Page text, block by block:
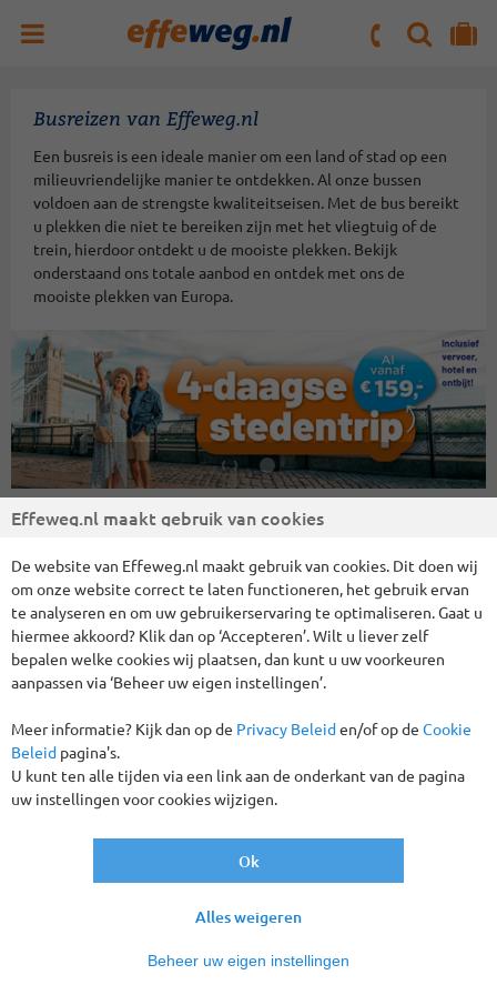
ZOEKENNAAR 'MIJN REIS' OMGEVING
Busreizen van Effeweg.nl
Een busreis is een ideale manier om een land of stad op een
milieuvriendelijke manier te ontdekken. Al onze bussen
voldoen aan de strengste kwaliteitseisen. Met de bus bereikt
u plekken die niet te bereiken zijn met het vliegtuig of de
trein, hierdoor ontdekt u de mooiste plekken. Bekijk
onderstaand ons totale aanbod en ontdek met ons de
mooiste plekken van Europa.
Sorteren
op
Verder filteren
Vertrekgaranties!
Effeweg.nl maakt gebruik van cookies
De website van Effeweg.nl maakt gebruik van cookies. Dit doen wij
om onze website correct te laten functioneren, het gebruik ervan
te analyseren en om uw gebruikerservaring te optimaliseren. Gaat u
hiermee akkoord? Klik dan op ‘Accepteren’. Wilt u liever zelf
bepalen welke cookies wij plaatsen, dan kunt u uw voorkeuren
aanpassen via ‘Beheer uw eigen instellingen’.
Meer informatie? Kijk dan op de Privacy Beleiden/of op de Cookie
Beleid pagina's.
U kunt ten alle tijden via een link aan de onderkant van de pagina
uw instellingen voor cookies wijzigen.
Beheer uw eigen instellingen
Alles weigeren
Ok